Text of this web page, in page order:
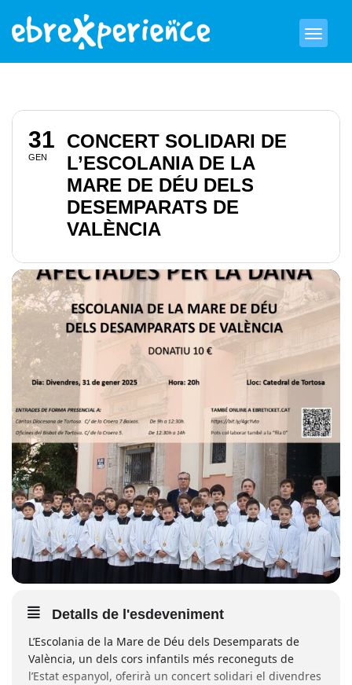
31
GEN
CONCERT SOLIDARI DE
L’ESCOLANIA DE LA
MARE DE DÉU DELS
DESEMPARATS DE
VALÈNCIA
Detalls de l'esdeveniment
L’Escolania de la Mare de Déu dels Desemparats de
València, un dels cors infantils més reconeguts de
l’Estat espanyol, oferirà un concert solidari el divendres